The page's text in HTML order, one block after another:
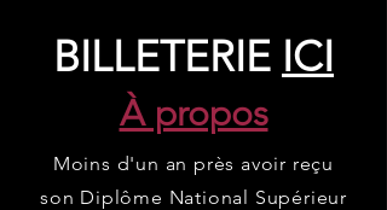
BILLETERIE ICI
À propos
Moins d'un an près avoir reçu
son Diplôme National Supérieur